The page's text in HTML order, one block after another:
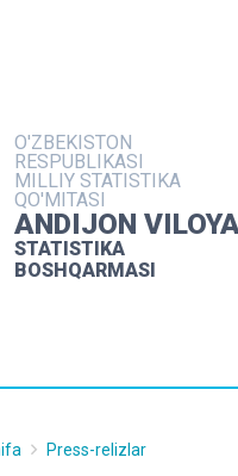
O'ZBEKISTON
RESPUBLIKASI
MILLIY STATISTIKA
QO'MITASI
ANDIJON
STATISTIKA
BOSHQARMASI
NASHRLAR
INTERAKTIV
MATBUOT XIZMATI
MUROJAATLAR
Press-relizlar